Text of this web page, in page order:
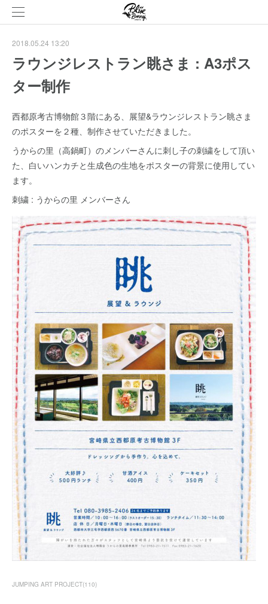
2018.05.24 13:20
ラウンジレストラン眺さま : A3ポス
ター制作
西都原考古博物館３階にある、展望&ラウンジレストラン眺さま
のポスターを２種、制作させていただきました。
うからの里（高鍋町）のメンバーさんに刺し子の刺繍をして頂い
た、白いハンカチと生成色の生地をポスターの背景に使用してい
ます。
刺繍 : うからの里 メンバーさん
JUMPING ART PROJECT(110)